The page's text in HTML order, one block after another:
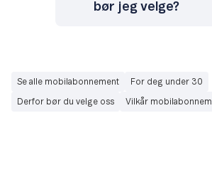
bør jeg velge?
Se alle mobilabonnement For deg under 30
Derfor bør du velge oss Vilkår